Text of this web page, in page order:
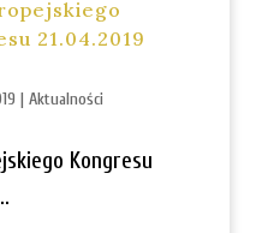
21.04.2019
| Aktualności
Kongresu